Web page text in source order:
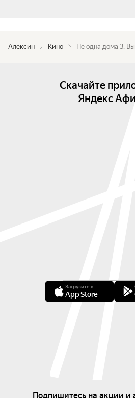
Алексин Кино Не одна дома 3.
Скачайте
Яндекс
Загрузите в
App Store
Подпишитесь на акции и